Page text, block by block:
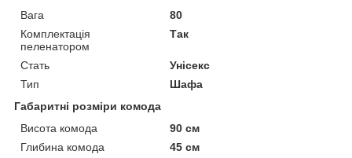
Вага
80
Комплектація
пеленатором
Так
Стать
Унісекс
Тип
Шафа
Габаритні розміри комода
Висота комода
90 см
Глибина комода
45 см